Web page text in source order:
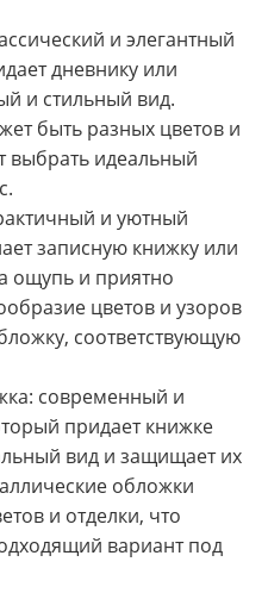
и элегантный
дневнику или
и стильный вид.
быть разных цветов и
выбрать идеальный
и уютный
записную книжку или
ощупь и приятно
цветов и узоров
соответствующую
современный и
придает книжке
вид и защищает их
обложки
и отделки, что
вариант под